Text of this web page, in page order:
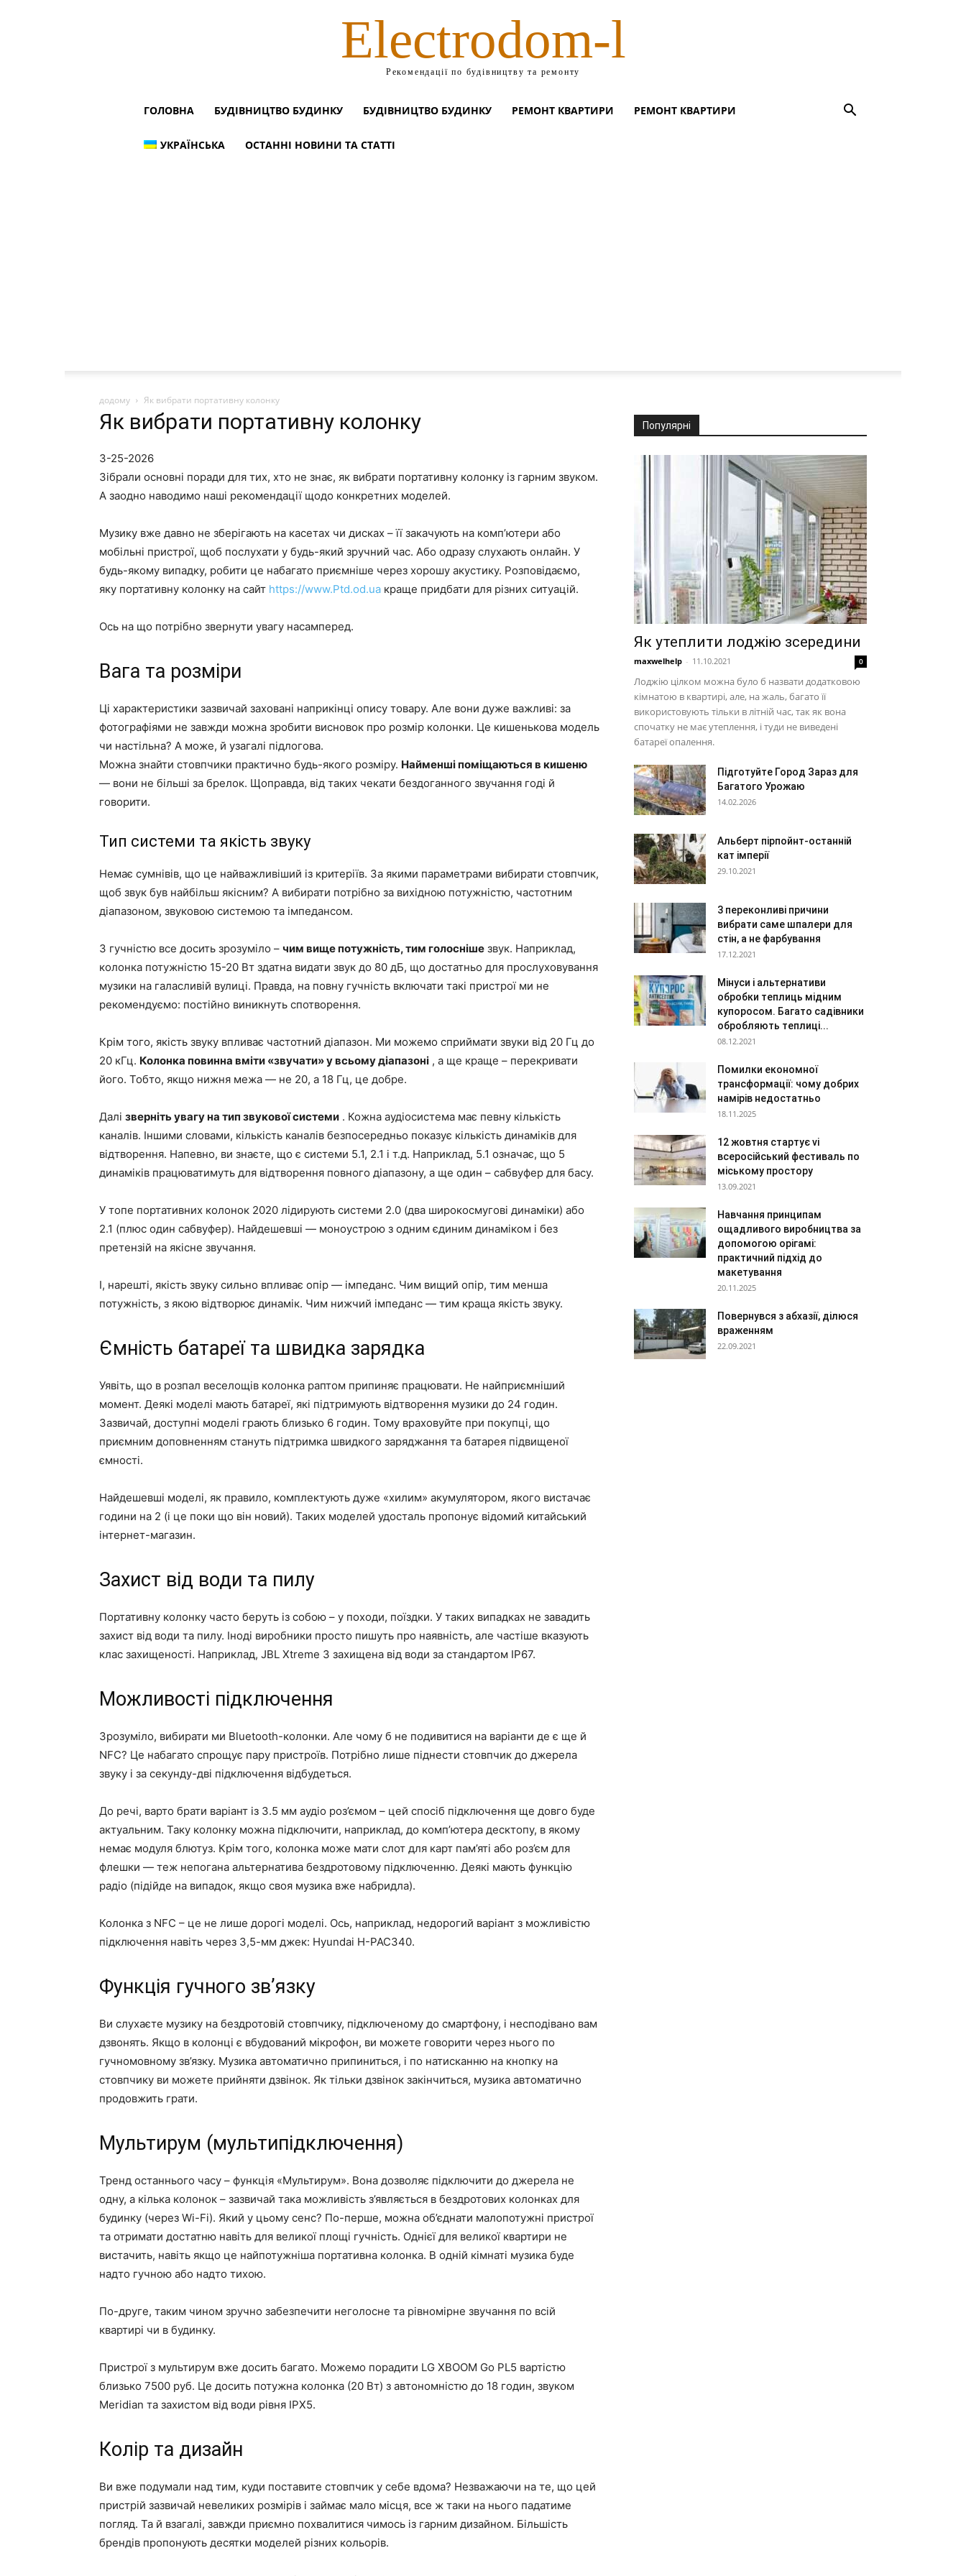
Electrodom-l
Рекомендації по будівництву та ремонту
ГОЛОВНА БУДІВНИЦТВО БУДИНКУ БУДІВНИЦТВО БУДИНКУ РЕМОНТ КВАРТИРИ РЕМОНТ КВАРТИРИ
УКРАЇНСЬКА ОСТАННІ НОВИНИ ТА СТАТТІ
додому Як вибрати портативну колонку
Як вибрати портативну колонку
3-25-2026
Зібрали основні поради для тих, хто не знає, як вибрати портативну колонку із гарним звуком.
А заодно наводимо наші рекомендації щодо конкретних моделей.
Музику вже давно не зберігають на касетах чи дисках – її закачують на комп’ютери або
мобільні пристрої, щоб послухати у будь-який зручний час. Або одразу слухають онлайн. У
будь-якому випадку, робити це набагато приємніше через хорошу акустику. Розповідаємо,
яку портативну колонку на сайт https://www.Ptd.od.ua краще придбати для різних ситуацій.
Ось на що потрібно звернути увагу насамперед.
Вага та розміри
Ці характеристики зазвичай заховані наприкінці опису товару. Але вони дуже важливі: за
фотографіями не завжди можна зробити висновок про розмір колонки. Це кишенькова модель
чи настільна? А може, й узагалі підлогова.
Можна знайти стовпчики практично будь-якого розміру. Найменші поміщаються в кишеню
— вони не більші за брелок. Щоправда, від таких чекати бездоганного звучання годі й
говорити.
Тип системи та якість звуку
Немає сумнівів, що це найважливіший із критеріїв. За якими параметрами вибирати стовпчик,
щоб звук був найбільш якісним? А вибирати потрібно за вихідною потужністю, частотним
діапазоном, звуковою системою та імпедансом.
З гучністю все досить зрозуміло – чим вище потужність, тим голосніше звук. Наприклад,
колонка потужністю 15-20 Вт здатна видати звук до 80 дБ, що достатньо для прослуховування
музики на галасливій вулиці. Правда, на повну гучність включати такі пристрої ми не
рекомендуємо: постійно виникнуть спотворення.
Крім того, якість звуку впливає частотний діапазон. Ми можемо сприймати звуки від 20 Гц до
20 кГц. Колонка повинна вміти «звучати» у всьому діапазоні , а ще краще – перекривати
його. Тобто, якщо нижня межа — не 20, а 18 Гц, це добре.
Далі зверніть увагу на тип звукової системи . Кожна аудіосистема має певну кількість
каналів. Іншими словами, кількість каналів безпосередньо показує кількість динаміків для
відтворення. Напевно, ви знаєте, що є системи 5.1, 2.1 і т.д. Наприклад, 5.1 означає, що 5
динаміків працюватимуть для відтворення повного діапазону, а ще один – сабвуфер для басу.
У топe портативних колонок 2020 лідирують системи 2.0 (два широкосмугові динаміки) або
2.1 (плюс один сабвуфер). Найдешевші — моноустрою з одним єдиним динаміком і без
претензій на якісне звучання.
І, нарешті, якість звуку сильно впливає опір — імпеданс. Чим вищий опір, тим менша
потужність, з якою відтворює динамік. Чим нижчий імпеданс — тим краща якість звуку.
Ємність батареї та швидка зарядка
Уявіть, що в розпал веселощів колонка раптом припиняє працювати. Не найприємніший
момент. Деякі моделі мають батареї, які підтримують відтворення музики до 24 годин.
Зазвичай, доступні моделі грають близько 6 годин. Тому враховуйте при покупці, що
приємним доповненням стануть підтримка швидкого заряджання та батарея підвищеної
ємності.
Найдешевші моделі, як правило, комплектують дуже «хилим» акумулятором, якого вистачає
години на 2 (і це поки що він новий). Таких моделей удосталь пропонує відомий китайський
інтернет-магазин.
Захист від води та пилу
Портативну колонку часто беруть із собою – у походи, поїздки. У таких випадках не завадить
захист від води та пилу. Іноді виробники просто пишуть про наявність, але частіше вказують
клас захищеності. Наприклад, JBL Xtreme 3 захищена від води за стандартом IP67.
Можливості підключення
Зрозуміло, вибирати ми Bluetooth-колонки. Але чому б не подивитися на варіанти де є ще й
NFC? Це набагато спрощує пару пристроїв. Потрібно лише піднести стовпчик до джерела
звуку і за секунду-дві підключення відбудеться.
До речі, варто брати варіант із 3.5 мм аудіо роз’ємом – цей спосіб підключення ще довго буде
актуальним. Таку колонку можна підключити, наприклад, до комп’ютера десктопу, в якому
немає модуля блютуз. Крім того, колонка може мати слот для карт пам’яті або роз’єм для
флешки — теж непогана альтернатива бездротовому підключенню. Деякі мають функцію
радіо (підійде на випадок, якщо своя музика вже набридла).
Колонка з NFC – це не лише дорогі моделі. Ось, наприклад, недорогий варіант з можливістю
підключення навіть через 3,5-мм джек: Hyundai H-PAC340.
Функція гучного зв’язку
Ви слухаєте музику на бездротовій стовпчику, підключеному до смартфону, і несподівано вам
дзвонять. Якщо в колонці є вбудований мікрофон, ви можете говорити через нього по
гучномовному зв’язку. Музика автоматично припиниться, і по натисканню на кнопку на
стовпчику ви можете прийняти дзвінок. Як тільки дзвінок закінчиться, музика автоматично
продовжить грати.
Мультирум (мультипідключення)
Тренд останнього часу – функція «Мультирум». Вона дозволяє підключити до джерела не
одну, а кілька колонок – зазвичай така можливість з’являється в бездротових колонках для
будинку (через Wi-Fi). Який у цьому сенс? По-перше, можна об’єднати малопотужні пристрої
та отримати достатню навіть для великої площі гучність. Однієї для великої квартири не
вистачить, навіть якщо це найпотужніша портативна колонка. В одній кімнаті музика буде
надто гучною або надто тихою.
По-друге, таким чином зручно забезпечити неголосне та рівномірне звучання по всій
квартирі чи в будинку.
Пристрої з мультирум вже досить багато. Можемо порадити LG XBOOM Go PL5 вартістю
близько 7500 руб. Це досить потужна колонка (20 Вт) з автономністю до 18 годин, звуком
Meridian та захистом від води рівня IPX5.
Колір та дизайн
Ви вже подумали над тим, куди поставите стовпчик у себе вдома? Незважаючи на те, що цей
пристрій зазвичай невеликих розмірів і займає мало місця, все ж таки на нього падатиме
погляд. Та й взагалі, завжди приємно похвалитися чимось із гарним дизайном. Більшість
брендів пропонують десятки моделей різних кольорів.
Популярні
Як утеплити лоджію зсередини
maxwelhelp - 11.10.2021 0
Лоджію цілком можна було б назвати додатковою
кімнатою в квартирі, але, на жаль, багато її
використовують тільки в літній час, так як вона
спочатку не має утеплення, і туди не виведені
батареї опалення.
Підготуйте Город Зараз для
Багатого Урожаю
14.02.2026
Альберт пірпойнт-останній
кат імперії
29.10.2021
3 переконливі причини
вибрати саме шпалери для
стін, а не фарбування
17.12.2021
Мінуси і альтернативи
обробки теплиць мідним
купоросом. Багато садівники
обробляють теплиці...
08.12.2021
Помилки економної
трансформації: чому добрих
намірів недостатньо
18.11.2025
12 жовтня стартує vi
всеросійський фестиваль по
міському простору
13.09.2021
Навчання принципам
ощадливого виробництва за
допомогою орігамі:
практичний підхід до
макетування
20.11.2025
Повернувся з абхазії, ділюся
враженням
22.09.2021